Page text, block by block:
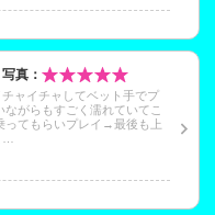
写真：
ャイチャしてベット手でプ
がらもすごく濡れていてこ
ってもらいプレイ→最後も上
…